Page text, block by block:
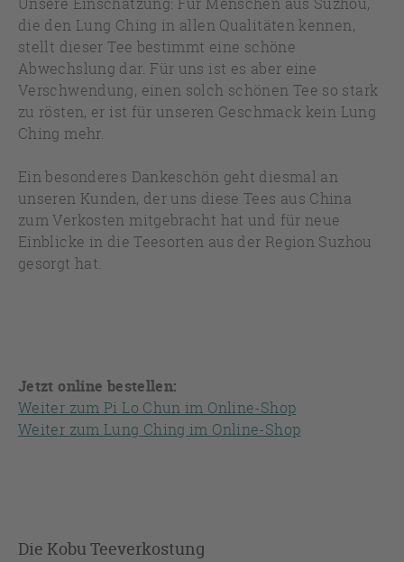
die den Lung Ching in allen Qualitäten kennen,
stellt dieser Tee bestimmt eine schöne
Abwechslung dar. Für uns ist es aber eine
Verschwendung, einen solch schönen Tee so stark
zu rösten, er ist für unseren Geschmack kein Lung
Ching mehr.
Ein besonderes Dankeschön geht diesmal an
unseren Kunden, der uns diese Tees aus China
zum Verkosten mitgebracht hat und für neue
Einblicke in die Teesorten aus der Region Suzhou
gesorgt hat.
Jetzt online bestellen:
Weiter zum Pi Lo Chun im Online-Shop
Weiter zum Lung Ching im Online-Shop
Die Kobu Teeverkostung